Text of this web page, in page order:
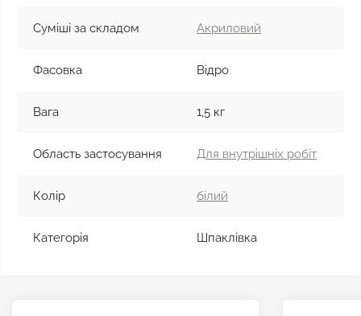
Суміші за складом Акриловий
Фасовка Відро
Вага 1,5 кг
Область застосування Для внутрішніх робіт
Колір білий
Категорія Шпаклівка